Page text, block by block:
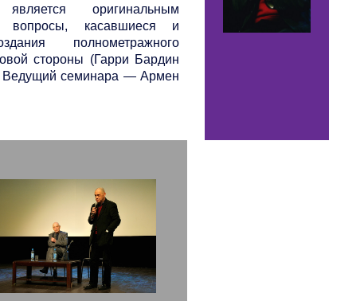
оригинальным
вопросы, касавшиеся и
полнометражного
стороны (Гарри Бардин
Ведущий семинара — Армен